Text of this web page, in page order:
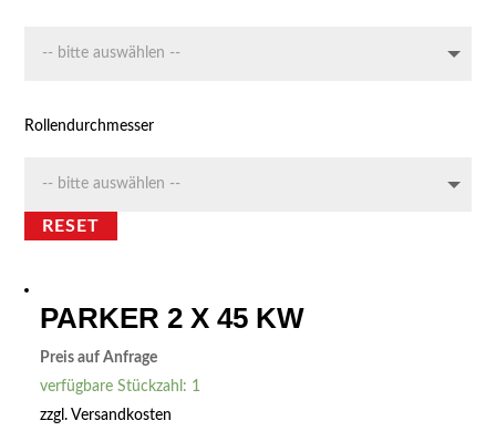
Rollendurchmesser
RESET
PARKER 2 X 45 KW
Preis auf Anfrage
verfügbare Stückzahl: 1
zzgl. Versandkosten